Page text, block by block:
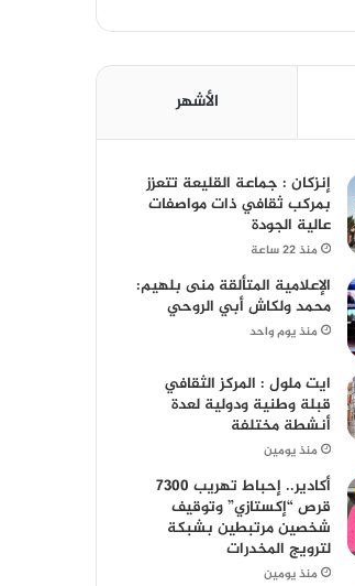
الأشهر
إنزكان : جماعة القليعة تتعزز
بمركب ثقافي ذات مواصفات
عالية الجودة
منذ 22 ساعة
الإعلامية المتألقة منى بلهيم:
محمد ولكاش أبي الروحي
منذ يوم واحد
ايت ملول : المركز الثقافي
قبلة وطنية ودولية لعدة
أنشطة مختلفة
منذ يومين
أكادير.. إحباط تهريب 7300
قرص “إكستازي” وتوقيف
شخصين مرتبطين بشبكة
لترويج المخدرات
منذ يومين